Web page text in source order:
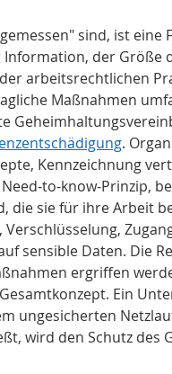
sind, ist eine
der Größe
arbeitsrechtlichen
Maßnahmen
.
Kennzeichnung
to-know-Prinzip,
die sie für ihre Arbeit
sensible Daten. Die
ergriffen
Ein
ungesicherten
wird den Schutz des